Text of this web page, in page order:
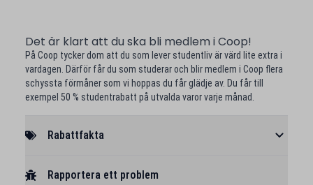
Det är klart att du ska bli medlem i Coop!
På Coop tycker dom att du som lever studentliv är värd lite extra i
vardagen. Därför får du som studerar och blir medlem i Coop flera
schyssta förmåner som vi hoppas du får glädje av. Du får till
exempel 50 % studentrabatt på utvalda varor varje månad.
Rabattfakta
Rapportera ett problem